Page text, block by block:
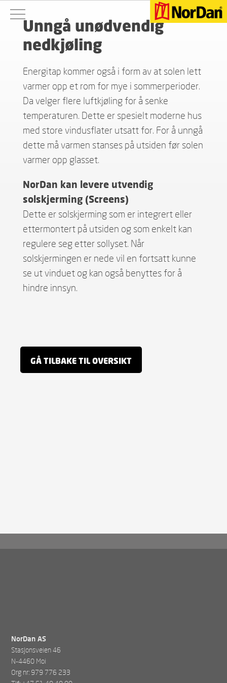
Unngå unødvendig
nedkjøling
Energitap kommer også i form av at solen lett
varmer opp et rom for mye i sommerperioder.
Da velger flere luftkjøling for å senke
temperaturen. Dette er spesielt moderne hus
med store vindusflater utsatt for. For å unngå
dette må varmen stanses på utsiden før solen
varmer opp glasset.
NorDan kan levere utvendig
solskjerming (Screens)
Dette er solskjerming som er integrert eller
ettermontert på utsiden og som enkelt kan
regulere seg etter sollyset. Når
solskjermingen er nede vil en fortsatt kunne
se ut vinduet og kan også benyttes for å
hindre innsyn.
GÅ TILBAKE TIL OVERSIKT
NorDan AS
Stasjonsveien 46
N-4460 Moi
Org nr: 979 776 233